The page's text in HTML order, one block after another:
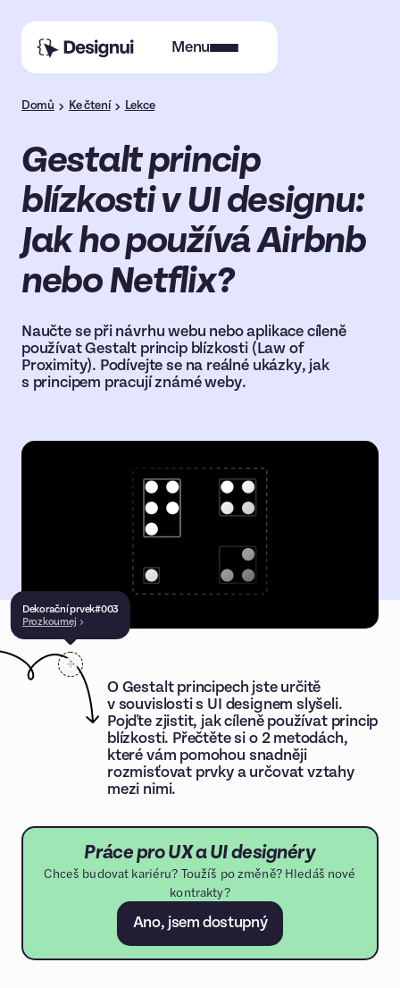
Menu
Domů Ke čtení Lekce
Gestalt princip
blízkosti v UI designu:
Jak ho používá Airbnb
nebo Netflix?
Naučte se při návrhu webu nebo aplikace cíleně
používat Gestalt princip blízkosti (Law of
Proximity). Podívejte se na reálné ukázky, jak
s principem pracují známé weby.
Dekorační prvek#003
Prozkoumej
O Gestalt principech jste určitě
v souvislosti s UI designem slyšeli.
Pojďte zjistit, jak cíleně používat princip
blízkosti. Přečtěte si o 2 metodách,
které vám pomohou snadněji
rozmisťovat prvky a určovat vztahy
mezi nimi.
Práce pro UX a UI designéry
Chceš budovat kariéru? Toužíš po změně? Hledáš nové
kontrakty?
Ano, jsem dostupný